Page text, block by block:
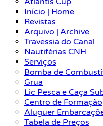
Início | Home
Revistas
Arquivo | Archive
Travessia do Canal
Nautiférias CNH
Serviços
Bomba de
Grua
Lic Pesca e Caça
Centro de Formação
Aluguer
Tabela de Preços